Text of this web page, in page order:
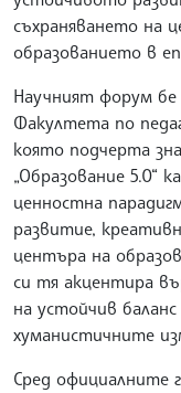
съхраняването на
образованието в
Научният форум
Факултета по
която подчерта
„Образование 5.0“
ценностна
развитие,
центъра на
си тя акцентира
на устойчив
хуманистичните
Сред официалните